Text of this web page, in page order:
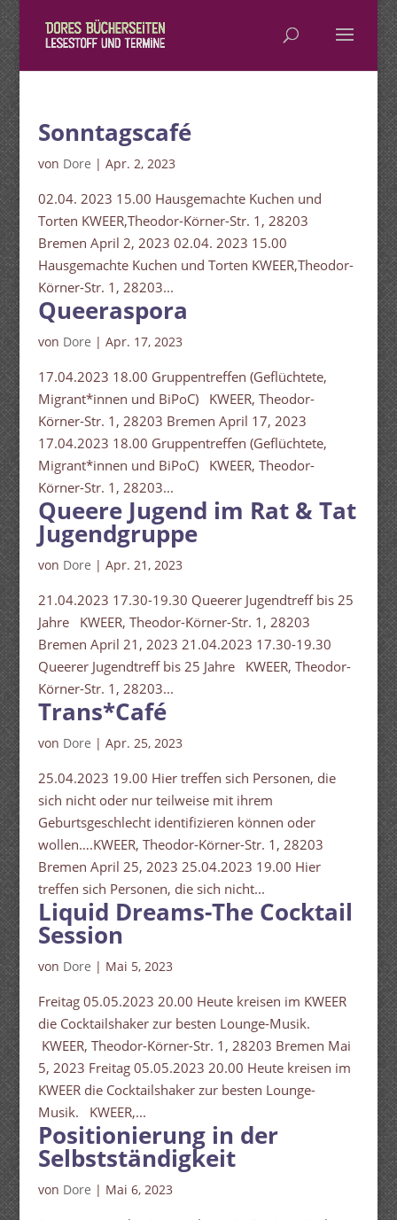
Sonntagscafé
von Dore | Apr. 2, 2023
02.04. 2023 15.00 Hausgemachte Kuchen und
Torten KWEER,Theodor-Körner-Str. 1, 28203
Bremen April 2, 2023 02.04. 2023 15.00
Hausgemachte Kuchen und Torten KWEER,Theodor-
Körner-Str. 1, 28203...
Queeraspora
von Dore | Apr. 17, 2023
17.04.2023 18.00 Gruppentreffen (Geflüchtete,
Migrant*innen und BiPoC) KWEER, Theodor-
Körner-Str. 1, 28203 Bremen April 17, 2023
17.04.2023 18.00 Gruppentreffen (Geflüchtete,
Migrant*innen und BiPoC) KWEER, Theodor-
Körner-Str. 1, 28203...
Queere Jugend im Rat & Tat
Jugendgruppe
von Dore | Apr. 21, 2023
21.04.2023 17.30-19.30 Queerer Jugendtreff bis 25
Jahre KWEER, Theodor-Körner-Str. 1, 28203
Bremen April 21, 2023 21.04.2023 17.30-19.30
Queerer Jugendtreff bis 25 Jahre KWEER, Theodor-
Körner-Str. 1, 28203...
Trans*Café
von Dore | Apr. 25, 2023
25.04.2023 19.00 Hier treffen sich Personen, die
sich nicht oder nur teilweise mit ihrem
Geburtsgeschlecht identifizieren können oder
wollen….KWEER, Theodor-Körner-Str. 1, 28203
Bremen April 25, 2023 25.04.2023 19.00 Hier
treffen sich Personen, die sich nicht...
Liquid Dreams-The Cocktail
Session
von Dore | Mai 5, 2023
Freitag 05.05.2023 20.00 Heute kreisen im KWEER
die Cocktailshaker zur besten Lounge-Musik.
KWEER, Theodor-Körner-Str. 1, 28203 Bremen Mai
5, 2023 Freitag 05.05.2023 20.00 Heute kreisen im
KWEER die Cocktailshaker zur besten Lounge-
Musik. KWEER,...
Positionierung in der
Selbstständigkeit
von Dore | Mai 6, 2023